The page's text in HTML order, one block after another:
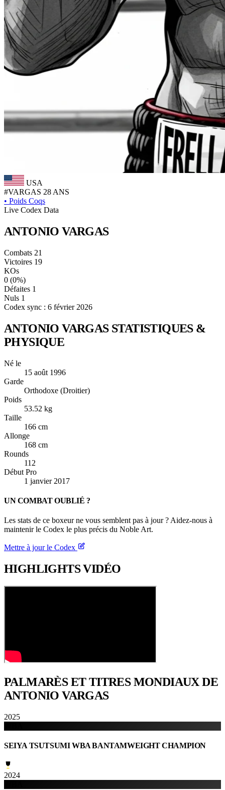
USA
#VARGAS 28 ANS
• Poids Coqs
Live Codex Data
ANTONIOVARGAS
Combats 21
Victoires 19
KOs
0 (0%)
Défaites 1
Nuls 1
Codex sync : 6 février 2026
ANTONIO VARGAS STATISTIQUES &
PHYSIQUE
Né le
15 août 1996
Garde
Orthodoxe (Droitier)
Poids
53.52 kg
Taille
166 cm
Allonge
168 cm
Rounds
112
Début Pro
1 janvier 2017
UN COMBAT OUBLIÉ ?
Les stats de ce boxeur ne vous semblent pas à jour ? Aidez-nous à
maintenir le Codex le plus précis du Noble Art.
Mettre à jour le Codex
HIGHLIGHTSVIDÉO
PALMARÈS ET TITRESMONDIAUX DE
ANTONIO VARGAS
2025
SEIYA TSUTSUMI WBA BANTAMWEIGHT CHAMPION
2024